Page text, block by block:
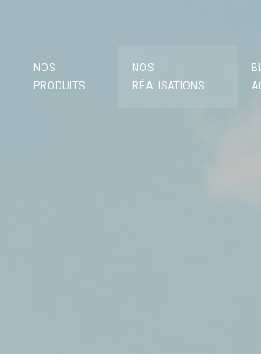
NOS
PRODUITS
NOS
RÉALISATIONS